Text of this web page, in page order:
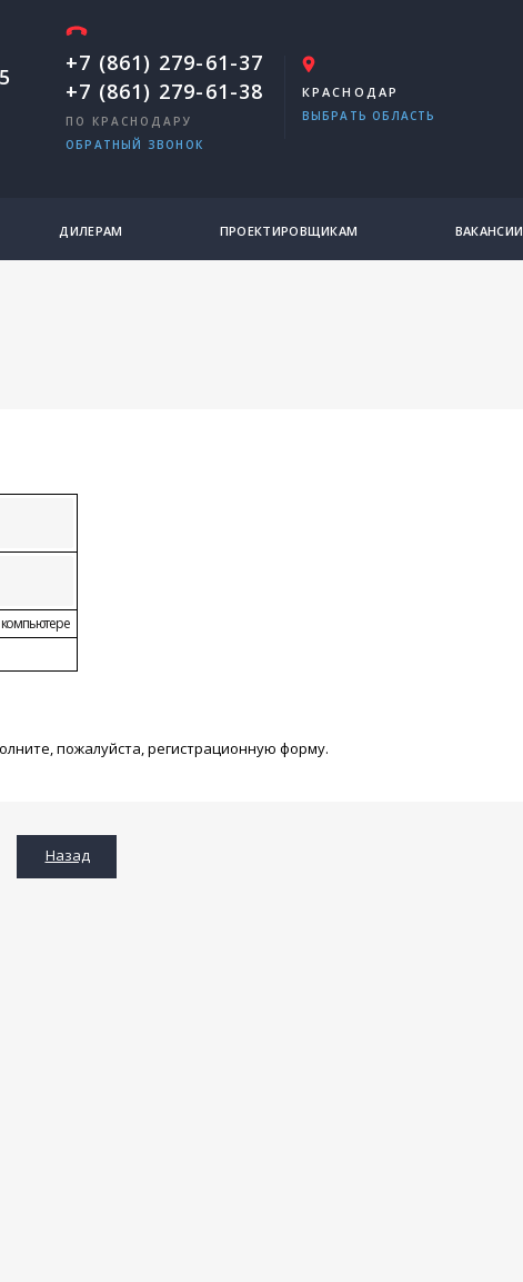
+7 (861) 279-61-37
+7 (861) 279-61-38
ПО КРАСНОДАРУ
ОБРАТНЫЙ ЗВОНОК
КРАСНОДАР
ВЫБРАТЬ ОБЛАСТЬ
ДИЛЕРАМ ПРОЕКТИРОВЩИКАМ ВАКАНСИИ
пожалуйста, регистрационную форму.
Назад